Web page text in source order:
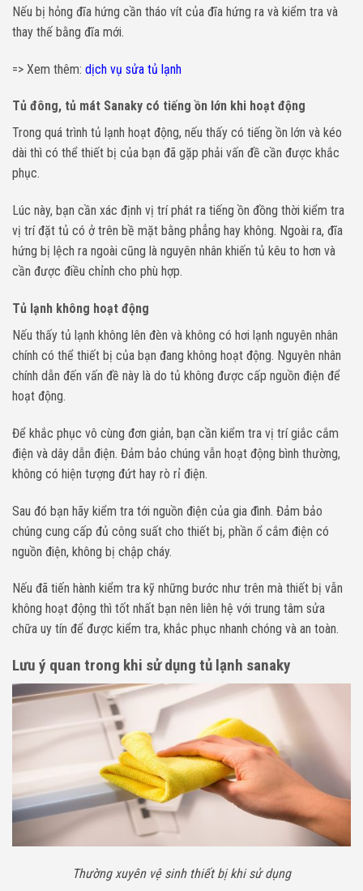
Nếu bị hỏng đĩa hứng cần tháo vít của đĩa hứng ra và kiểm tra và
thay thế bằng đĩa mới.
=> Xem thêm: dịch vụ sửa tủ lạnh
Tủ đông, tủ mát Sanaky có tiếng ồn lớn khi hoạt động
Trong quá trình tủ lạnh hoạt động, nếu thấy có tiếng ồn lớn và kéo
dài thì có thể thiết bị của bạn đã gặp phải vấn đề cần được khắc
phục.
Lúc này, bạn cần xác định vị trí phát ra tiếng ồn đồng thời kiểm tra
vị trí đặt tủ có ở trên bề mặt bằng phẳng hay không. Ngoài ra, đĩa
hứng bị lệch ra ngoài cũng là nguyên nhân khiến tủ kêu to hơn và
cần được điều chỉnh cho phù hợp.
Tủ lạnh không hoạt động
Nếu thấy tủ lạnh không lên đèn và không có hơi lạnh nguyên nhân
chính có thể thiết bị của bạn đang không hoạt động. Nguyên nhân
chính dẫn đến vấn đề này là do tủ không được cấp nguồn điện để
hoạt động.
Để khắc phục vô cùng đơn giản, bạn cần kiểm tra vị trí giắc cắm
điện và dây dẫn điện. Đảm bảo chúng vẫn hoạt động bình thường,
không có hiện tượng đứt hay rò rỉ điện.
Sau đó bạn hãy kiểm tra tới nguồn điện của gia đình. Đảm bảo
chúng cung cấp đủ công suất cho thiết bị, phần ổ cắm điện có
nguồn điện, không bị chập cháy.
Nếu đã tiến hành kiểm tra kỹ những bước như trên mà thiết bị vẫn
không hoạt động thì tốt nhất bạn nên liên hệ với trung tâm sửa
chữa uy tín để được kiểm tra, khắc phục nhanh chóng và an toàn.
Lưu ý quan trong khi sử dụng tủ lạnh sanaky
Thường xuyên vệ sinh thiết bị khi sử dụng